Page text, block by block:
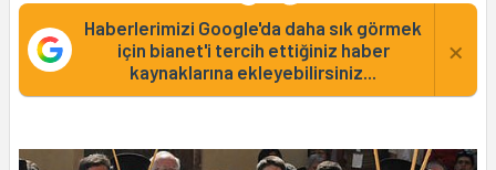
Haberlerimizi Google'da daha sık görmek
için bianet'i tercih ettiğiniz haber
kaynaklarına ekleyebilirsiniz...
×